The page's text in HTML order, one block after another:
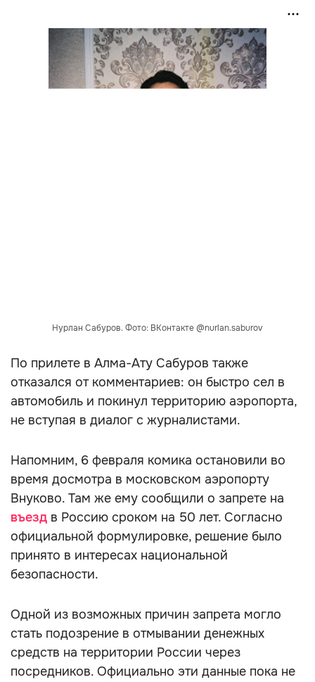
Нурлан Сабуров. Фото: ВКонтакте @nurlan.saburov
По прилете в Алма-Ату Сабуров также
отказался от комментариев: он быстро сел в
автомобиль и покинул территорию аэропорта,
не вступая в диалог с журналистами.
Напомним, 6 февраля комика остановили во
время досмотра в московском аэропорту
Внуково. Там же ему сообщили о запрете на
въезд в Россию сроком на 50 лет. Согласно
официальной формулировке, решение было
принято в интересах национальной
безопасности.
Одной из возможных причин запрета могло
стать подозрение в отмывании денежных
средств на территории России через
посредников. Официально эти данные пока не